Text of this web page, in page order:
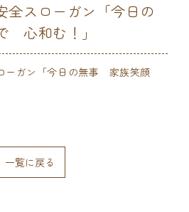
全スローガン「今日の
心和む！」
ーガン「今日の無事 家族笑顔
一覧に戻る